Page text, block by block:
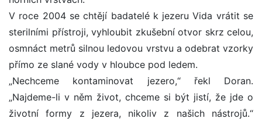
V roce 2004 se chtějí badatelé k jezeru Vida vrátit se
sterilními přístroji, vyhloubit zkušební otvor skrz celou,
osmnáct metrů silnou ledovou vrstvu a odebrat vzorky
přímo ze slané vody v hloubce pod ledem.
„Nechceme kontaminovat jezero,“ řekl Doran.
„Najdeme-li v něm život, chceme si být jistí, že jde o
životní formy z jezera, nikoliv z našich nástrojů.“